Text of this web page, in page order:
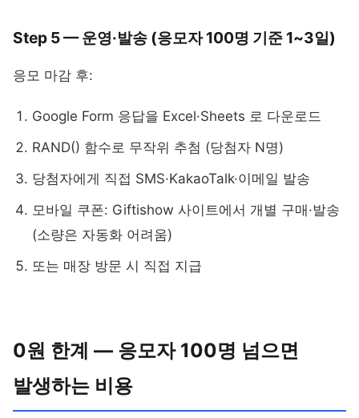
Step 5 — 운영·발송 (응모자 100명 기준 1~3일)
응모 마감 후:
Google Form 응답을 Excel·Sheets 로 다운로드
RAND() 함수로 무작위 추첨 (당첨자 N명)
당첨자에게 직접 SMS·KakaoTalk·이메일 발송
모바일 쿠폰: Giftishow 사이트에서 개별 구매·발송
(소량은 자동화 어려움)
또는 매장 방문 시 직접 지급
0원 한계 — 응모자 100명 넘으면
발생하는 비용